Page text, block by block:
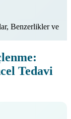
Benzerlikler ve
Tedavi